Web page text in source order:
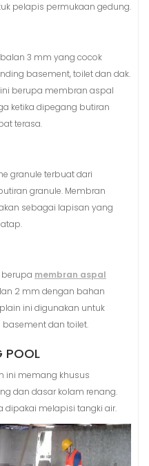
pelapis permukaan gedung.
3 mm yang cocok
basement, toilet dan dak.
berupa membran aspal
ketika dipegang butiran
terasa.
granule terbuat dari
granule. Membran
sebagai lapisan yang
membran aspal
2 mm dengan bahan
ini digunakan untuk
dan toilet.
POOL
ini memang khusus
dan dasar kolam renang.
dipakai melapisi tangki air.